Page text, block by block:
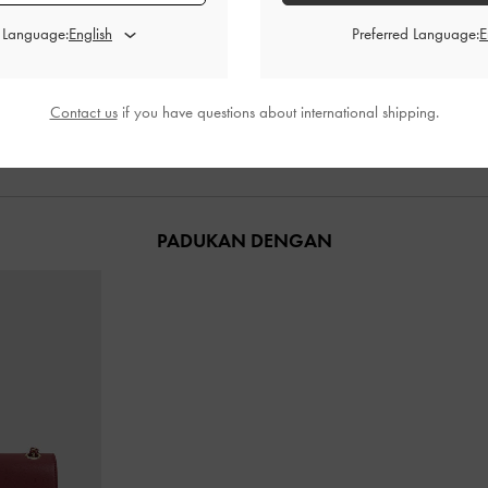
Strap Patent-
Sandal Heeled Cut-Out Easley-
Sepatu
PADUKAN DENGAN
Preferred Language:
Contact usif you have questions about international shipping.